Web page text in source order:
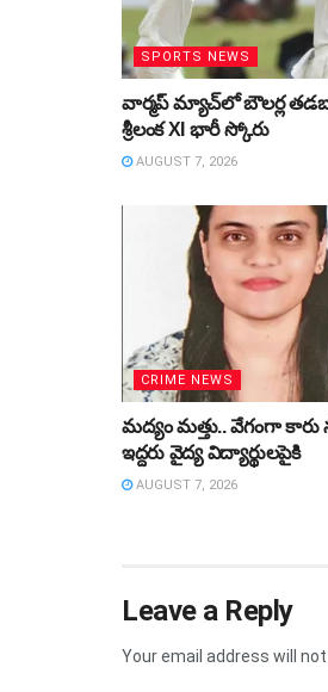
SPORTS NEWS
వార్మప్‌ మ్యాచ్‌లో బౌలర్ల
శ్రీలంక XI భారీ స్కోరు
AUGUST 7, 2026
CRIME NEWS
మద్యం మత్తు.. వేగంగా కారు
ఇద్దరు వైద్య విద్యార్థులపైకి
AUGUST 7, 2026
Leave a Reply
Your email address will not